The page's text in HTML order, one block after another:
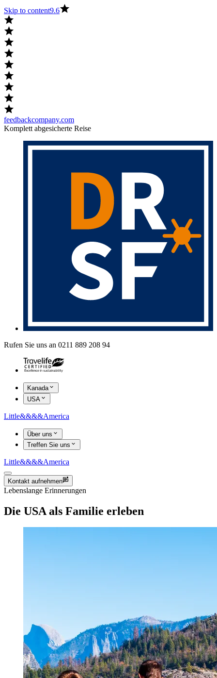
Skip to content9.6
feedbackcompany.com
Komplett abgesicherte Reise
Rufen Sie uns an 0211 889 208 94
Kanada
USA
Little&&&&America
Über uns
Treffen Sie uns
Little&&&&America
Kontakt aufnehmen
Lebenslange Erinnerungen
Die USA als Familie erleben